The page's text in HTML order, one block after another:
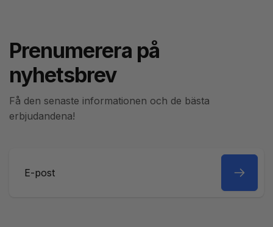
Prenumerera på
nyhetsbrev
Få den senaste informationen och de bästa
erbjudandena!